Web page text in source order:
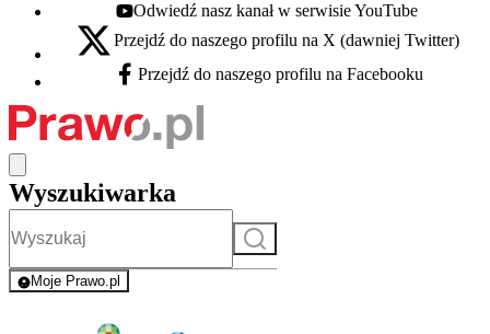
Youtube - otwiera się w nowej karcie
Odwiedź nasz kanał w serwisie YouTube
X - otwiera się w nowej karcie
Przejdź do naszego profilu na X (dawniej Twitter)
Facebook - otwiera się w nowej karcie
Przejdź do naszego profilu na Facebooku
Wyszukiwarka
Szukaj
Moje Prawo.pl
- rejestracja i logowanie do serwisu